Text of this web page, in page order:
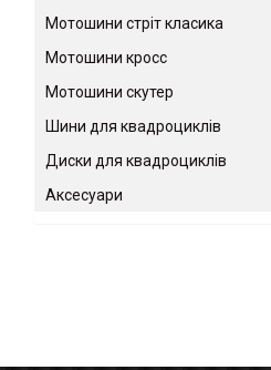
Мотошини стріт класика
Мотошини кросс
Мотошини скутер
Шини для квадроциклів
Диски для квадроциклів
Аксесуари